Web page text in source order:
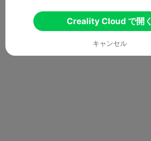
Creality Cloud で開く
キャンセル